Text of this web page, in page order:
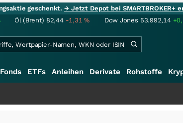
geschenkt.→ Jetzt Depot bei SMARTBROKER+
Öl (Brent) 82,44 -1,31% Dow Jones 53.992,14
Fonds ETFs Anleihen Derivate Rohstoffe